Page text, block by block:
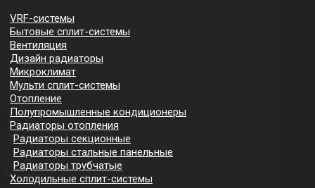
VRF-системы
Бытовые сплит-системы
Вентиляция
Дизайн радиаторы
Микроклимат
Мульти сплит-системы
Отопление
Полупромышленные кондиционеры
Радиаторы отопления
Радиаторы секционные
Радиаторы стальные панельные
Радиаторы трубчатые
Холодильные сплит-системы